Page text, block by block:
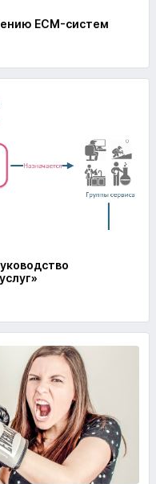
ECM-систем